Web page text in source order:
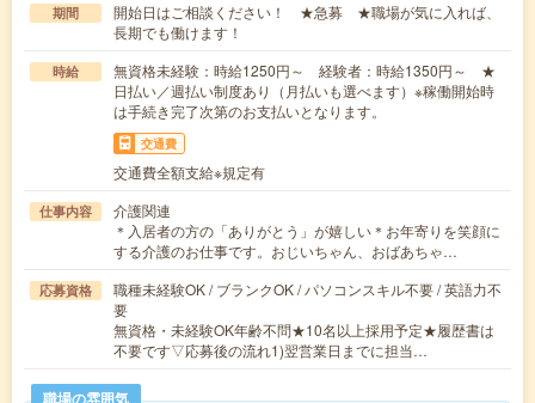
期間
開始日はご相談ください！ ★急募 ★職場が気に入れば、
長期でも働けます！
時給
無資格未経験：時給1250円～ 経験者：時給1350円～ ★
日払い／週払い制度あり（月払いも選べます）※稼働開始時
は手続き完了次第のお支払いとなります。
交通費
交通費全額支給※規定有
仕事内容
介護関連
＊入居者の方の「ありがとう」が嬉しい＊お年寄りを笑顔に
する介護のお仕事です。おじいちゃん、おばあちゃ…
応募資格
職種未経験OK / ブランクOK / パソコンスキル不要 / 英語力不
要
無資格・未経験OK年齢不問★10名以上採用予定★履歴書は
不要です▽応募後の流れ1)翌営業日までに担当…
職場の雰囲気